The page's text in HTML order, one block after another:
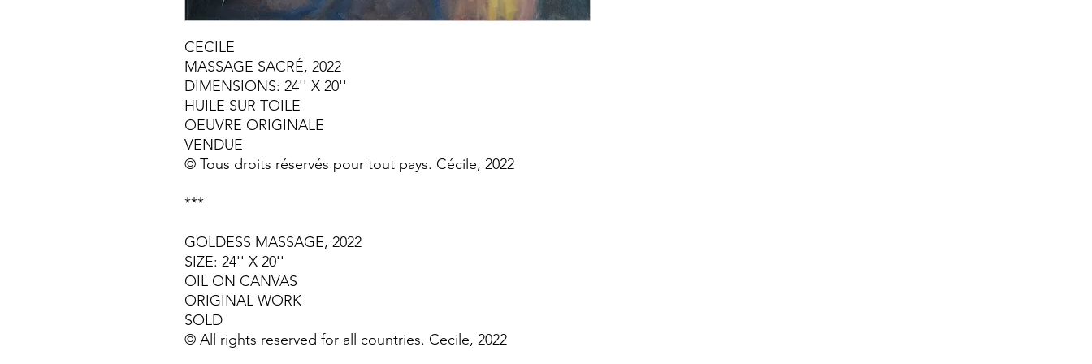
CECILE
MASSAGE SACRÉ, 2022
DIMENSIONS: 24'' X 20''
HUILE SUR TOILE
OEUVRE ORIGINALE
VENDUE
© Tous droits réservés pour tout pays. Cécile, 2022
***
GOLDESS MASSAGE, 2022
SIZE: 24'' X 20''
OIL ON CANVAS
ORIGINAL WORK
SOLD
© All rights reserved for all countries. Cecile, 2022